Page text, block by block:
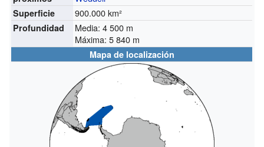
Superficie 900.000 km²
Profundidad
Media: 4 500 m
Máxima: 5 840 m
Mapa de localización